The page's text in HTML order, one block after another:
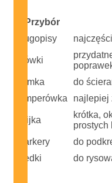
Przybór
długopisy
ołówki
gumka
do
temperówka
najlepiej
linijka
krótka,
prostych
markery
do
kredki
do